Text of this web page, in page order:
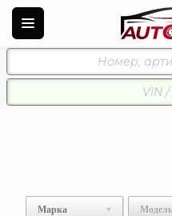
Марка Модель